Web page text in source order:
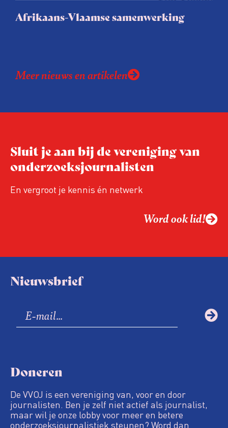
belangenbehartigers!
Afrikaans-Vlaamse samenwerking
Meer nieuws en artikelen
Sluit je aan bij de vereniging van
onderzoeksjournalisten
En vergroot je kennis én netwerk
Word ook lid!
Nieuwsbrief
Doneren
De VVOJ is een vereniging van, voor en door
journalisten. Ben je zelf niet actief als journalist,
maar wil je onze lobby voor meer en betere
onderzoeksjournalistiek steunen? Word dan